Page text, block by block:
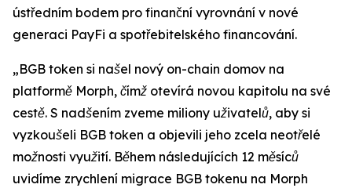
ústředním bodem pro finanční vyrovnání v nové
generaci PayFi a spotřebitelského financování.
„BGB token si našel nový on-chain domov na
platformě Morph, čímž otevírá novou kapitolu na své
cestě. S nadšením zveme miliony uživatelů, aby si
vyzkoušeli BGB token a objevili jeho zcela neotřelé
možnosti využití. Během následujících 12 měsíců
uvidíme zrychlení migrace BGB tokenu na Morph